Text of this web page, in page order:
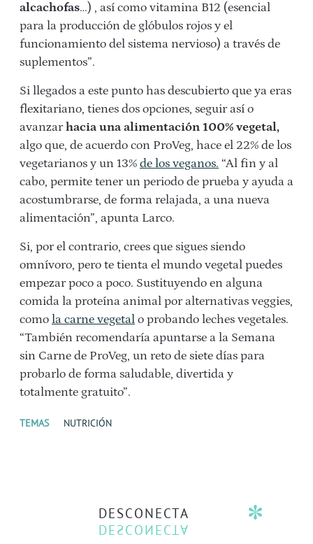
alcachofas…) , así como vitamina B12 (esencial
para la producción de glóbulos rojos y el
funcionamiento del sistema nervioso) a través de
suplementos”.
Si llegados a este punto has descubierto que ya eras
flexitariano, tienes dos opciones, seguir así o
avanzarhacia una alimentación 100% vegetal,
algo que, de acuerdo con ProVeg, hace el 22% de los
vegetarianos y un 13% de los veganos. “Al fin y al
cabo, permite tener un periodo de prueba y ayuda a
acostumbrarse, de forma relajada, a una nueva
alimentación”, apunta Larco.
Si, por el contrario, crees que sigues siendo
omnívoro, pero te tienta el mundo vegetal puedes
empezar poco a poco. Sustituyendo en alguna
comida la proteína animal por alternativas veggies,
como la carne vegetal o probando leches vegetales.
“También recomendaría apuntarse a la Semana
sin Carne de ProVeg, un reto de siete días para
probarlo de forma saludable, divertida y
totalmente gratuito”.
TEMAS NUTRICIÓN
DESCONECTA